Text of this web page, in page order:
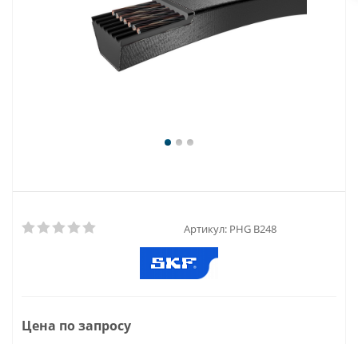
Артикул: PHG B248
Цена по запросу